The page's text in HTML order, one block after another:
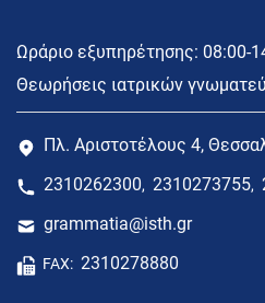
Ωράριο εξυπηρέτησης: 08:00-
Θεωρήσεις ιατρικών
Πλ. Αριστοτέλους 4,
2310262300, 2310273755,
grammatia@isth.gr
FAX: 2310278880